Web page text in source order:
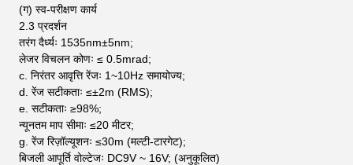
(ग) स्व-परीक्षण कार्य
2.3 प्रदर्शन
तरंग दैर्ध्यः 1535nm±5nm;
लेजर विचलन कोणः ≤ 0.5mrad;
c. निरंतर आवृत्ति रेंजः 1~10Hz समायोज्य;
d. रेंज सटीकताः ≤±2m (RMS);
e. सटीकताः ≥98%;
न्यूनतम माप सीमाः ≤20 मीटर;
g. रेंज रिज़ॉल्यूशनः ≤30m (मल्टी-टारगेट);
बिजली आपूर्ति वोल्टेजः DC9V ~ 16V; (अनुकूलित)